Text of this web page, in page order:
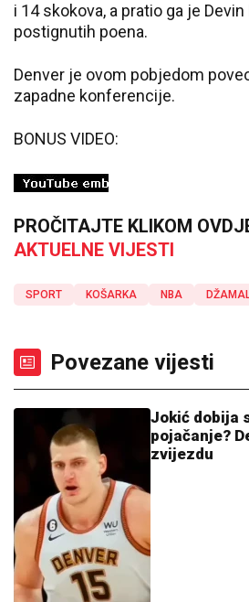
i 14 skokova, a pratio ga je
postignutih poena.
Denver je ovom pobjedom
zapadne konferencije.
BONUS VIDEO:
PROČITAJTE KLIKOM
AKTUELNE VIJESTI
SPORT KOŠARKA NBA
Povezane vijesti
Jokić dobija
pojačanje?
zvijezdu